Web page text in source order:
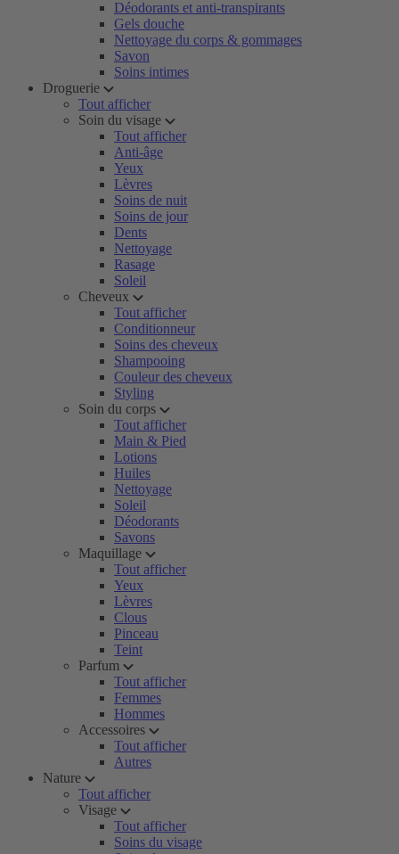
Déodorants et anti-transpirants
Gels douche
Nettoyage du corps & gommages
Savon
Soins intimes
Droguerie
Tout afficher
Soin du visage
Tout afficher
Anti-âge
Yeux
Lèvres
Soins de nuit
Soins de jour
Dents
Nettoyage
Rasage
Soleil
Cheveux
Tout afficher
Conditionneur
Soins des cheveux
Shampooing
Couleur des cheveux
Styling
Soin du corps
Tout afficher
Main & Pied
Lotions
Huiles
Nettoyage
Soleil
Déodorants
Savons
Maquillage
Tout afficher
Yeux
Lèvres
Clous
Pinceau
Teint
Parfum
Tout afficher
Femmes
Hommes
Accessoires
Tout afficher
Autres
Nature
Tout afficher
Visage
Tout afficher
Soins du visage